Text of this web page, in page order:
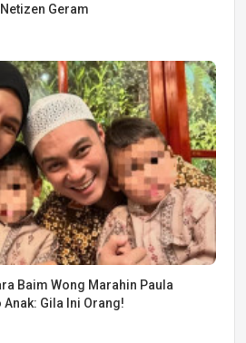
Geram
Baim Wong Marahin Paula
Gila Ini Orang!